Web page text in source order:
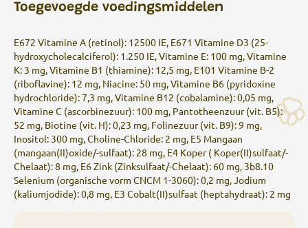
Toegevoegde voedingsmiddelen
E672 Vitamine A (retinol): 12500 IE, E671 Vitamine D3 (25-
hydroxycholecalciferol): 1.250 IE, Vitamine E: 100 mg, Vitamine
K: 3 mg, Vitamine B1 (thiamine): 12,5 mg, E101 Vitamine B-2
(riboflavine): 12 mg, Niacine: 50 mg, Vitamine B6 (pyridoxine
hydrochloride): 7,3 mg, Vitamine B12 (cobalamine): 0,05 mg,
Vitamine C (ascorbinezuur): 100 mg, Pantotheenzuur (vit. B5):
52 mg, Biotine (vit. H): 0,23 mg, Folinezuur (vit. B9): 9 mg,
Inositol: 300 mg, Choline-Chloride: 2 mg, E5 Mangaan
(mangaan(II)oxide/-sulfaat): 28 mg, E4 Koper ( Koper(II)sulfaat/-
Chelaat): 8 mg, E6 Zink (Zinksulfaat/-Chelaat): 60 mg, 3b8.10
Selenium (organische vorm CNCM 1-3060): 0,2 mg, Jodium
(kaliumjodide): 0,8 mg, E3 Cobalt(II)sulfaat (heptahydraat): 2 mg